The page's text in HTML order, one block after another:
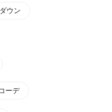
ウン
ーデ